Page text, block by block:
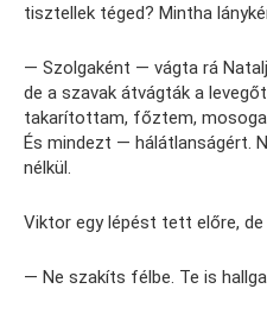
tisztellek téged? Mintha
— Szolgaként — vágta rá
de a szavak átvágták a
takarítottam, főztem,
És mindezt — hálátlanságért.
nélkül.
Viktor egy lépést tett előre,
— Ne szakíts félbe. Te is